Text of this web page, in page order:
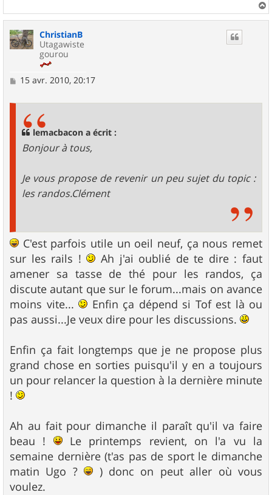
a
ChristianB
Utagawiste
gourou
M15 avr. 2010, 20:17
lemacbacon a écrit :
Bonjour à tous,
Je vous propose de revenir un peu sujet du topic :
les randos.Clément
C'est parfois utile un oeil neuf, ça nous remet
sur les rails !
Ah j'ai oublié de te dire : faut
amener sa tasse de thé pour les randos, ça
discute autant que sur le forum...mais on avance
moins vite...
Enfin ça dépend si Tof est là ou
pas aussi...Je veux dire pour les discussions.
Enfin ça fait longtemps que je ne propose plus
grand chose en sorties puisqu'il y en a toujours
un pour relancer la question à la dernière minute
!
Ah au fait pour dimanche il paraît qu'il va faire
beau !
Le printemps revient, on l'a vu la
semaine dernière (t'as pas de sport le dimanche
matin Ugo ?
) donc on peut aller où vous
voulez.